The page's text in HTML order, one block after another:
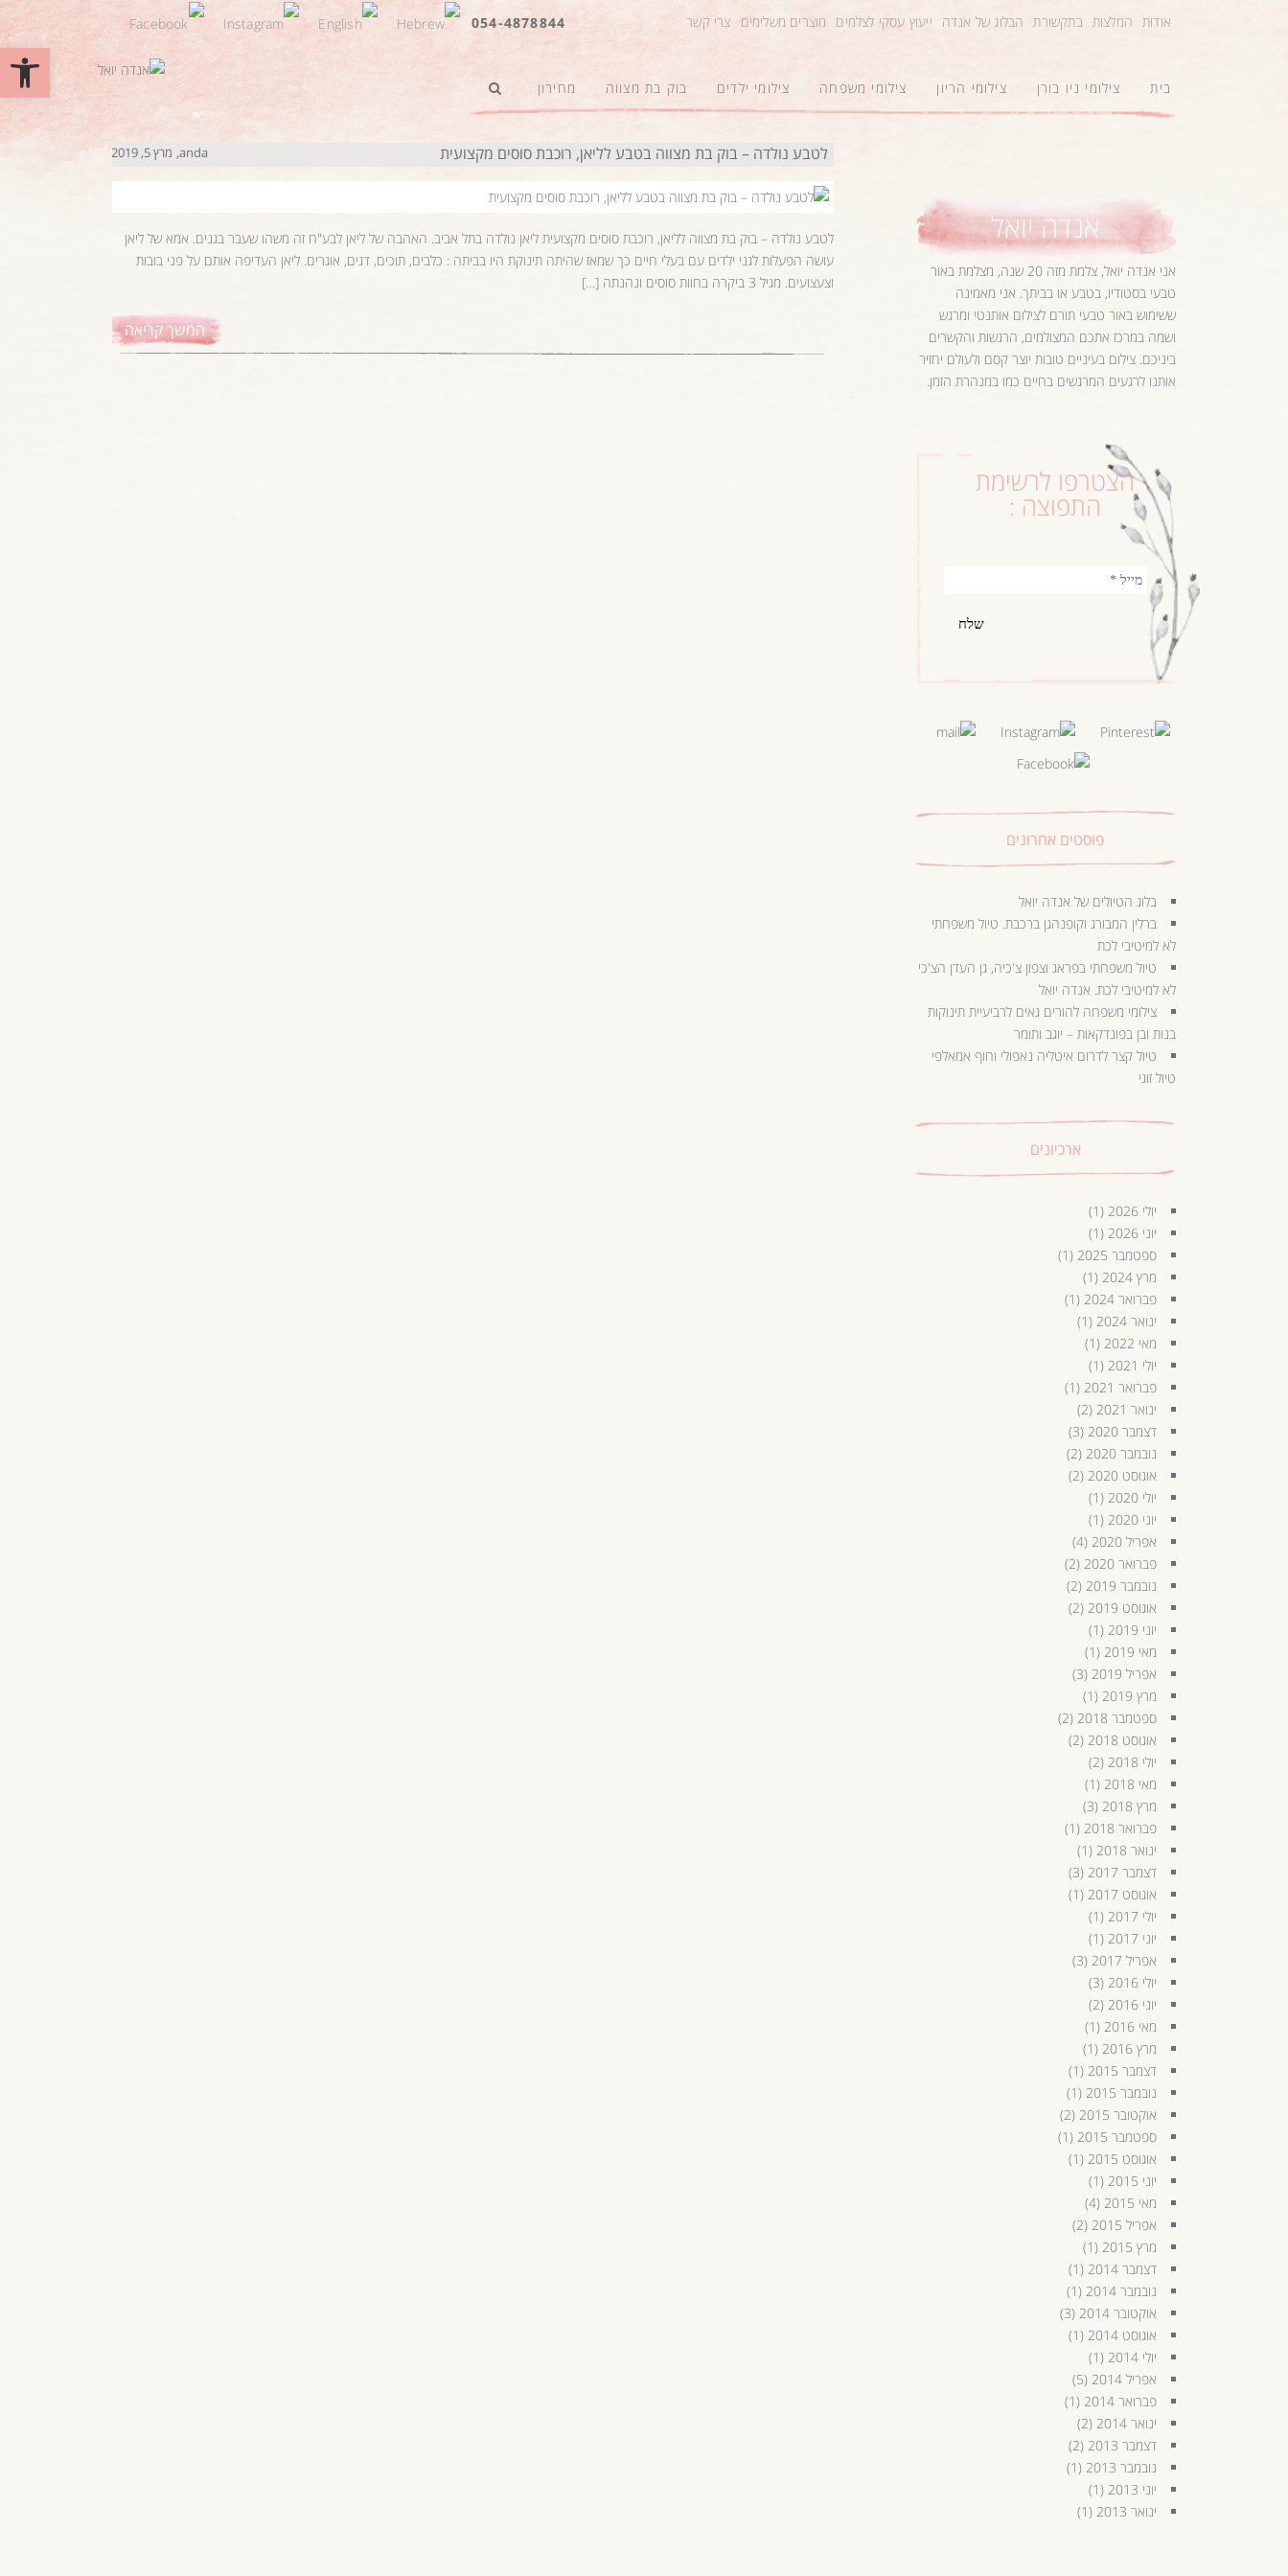
פתח
אודות המלצות בתקשורת הבלוג של אנדה ייעוץ עסקי לצלמים מוצרים משלימים צרי קשר 054-4878844
בית צילומי ניו בורן צילומי הריון צילומי משפחה צילומי ילדים בוק בת מצווה מחירון
לטבע נולדה – בוק בת מצווה בטבע לליאן, רוכבת סוסים מקצועית anda מרץ 5, 2019
לטבע נולדה – בוק בת מצווה לליאן, רוכבת סוסים מקצועית ליאן נולדה בתל אביב. האהבה של ליאן לבע"ח זה משהו שעבר בגנים. אמא של ליאן
עושה הפעלות לגני ילדים עם בעלי חיים כך שמאז שהיתה תינוקת היו בביתה : כלבים, תוכים, דגים, אוגרים. ליאן העדיפה אותם על פני בובות
וצעצועים. מגיל 3 ביקרה בחוות סוסים ונהנתה […]
המשך קריאה
אנדה יואל
אני אנדה יואל, צלמת מזה 20 שנה, מצלמת באור
טבעי בסטודיו, בטבע או בביתך. אני מאמינה
ששימוש באור טבעי תורם לצילום אותנטי ומרגש
ושמה במרכז אתכם המצולמים, הרגשות והקשרים
ביניכם. צילום בעיניים טובות יוצר קסם ולעולם יחזיר
אותנו לרגעים המרגשים בחיים כמו במנהרת הזמן.
הצטרפו לרשימת
התפוצה :
פוסטים אחרונים
בלוג הטיולים של אנדה יואל
ברלין המבורג וקופנהגן ברכבת. טיול משפחתי
לא למיטיבי לכת
טיול משפחתי בפראג וצפון צ'כיה, גן העדן הצ'כי
לא למיטיבי לכת. אנדה יואל
צילומי משפחה להורים גאים לרביעיית תינוקות
בנות ובן בפונדקאות – יוגב ותומר
טיול קצר לדרום איטליה נאפולי וחוף אמאלפי
טיול זוגי
ארכיונים
יולי 2026
(1)
יוני 2026
(1)
ספטמבר 2025
(1)
מרץ 2024
(1)
פברואר 2024
(1)
ינואר 2024
(1)
מאי 2022
(1)
יולי 2021
(1)
פברואר 2021
(1)
ינואר 2021
(2)
דצמבר 2020
(3)
נובמבר 2020
(2)
אוגוסט 2020
(2)
יולי 2020
(1)
יוני 2020
(1)
אפריל 2020
(4)
פברואר 2020
(2)
נובמבר 2019
(2)
אוגוסט 2019
(2)
יוני 2019
(1)
מאי 2019
(1)
אפריל 2019
(3)
מרץ 2019
(1)
ספטמבר 2018
(2)
אוגוסט 2018
(2)
יולי 2018
(2)
מאי 2018
(1)
מרץ 2018
(3)
פברואר 2018
(1)
ינואר 2018
(1)
דצמבר 2017
(3)
אוגוסט 2017
(1)
יולי 2017
(1)
יוני 2017
(1)
אפריל 2017
(3)
יולי 2016
(3)
יוני 2016
(2)
מאי 2016
(1)
מרץ 2016
(1)
דצמבר 2015
(1)
נובמבר 2015
(1)
אוקטובר 2015
(2)
ספטמבר 2015
(1)
אוגוסט 2015
(1)
יוני 2015
(1)
מאי 2015
(4)
אפריל 2015
(2)
מרץ 2015
(1)
דצמבר 2014
(1)
נובמבר 2014
(1)
אוקטובר 2014
(3)
אוגוסט 2014
(1)
יולי 2014
(1)
אפריל 2014
(5)
פברואר 2014
(1)
ינואר 2014
(2)
דצמבר 2013
(2)
נובמבר 2013
(1)
יוני 2013
(1)
ינואר 2013
(1)